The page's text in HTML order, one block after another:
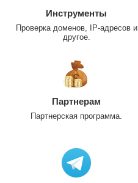
Инструменты
Проверка доменов, IP-адресов и
другое.
Партнерам
Партнерская программа.